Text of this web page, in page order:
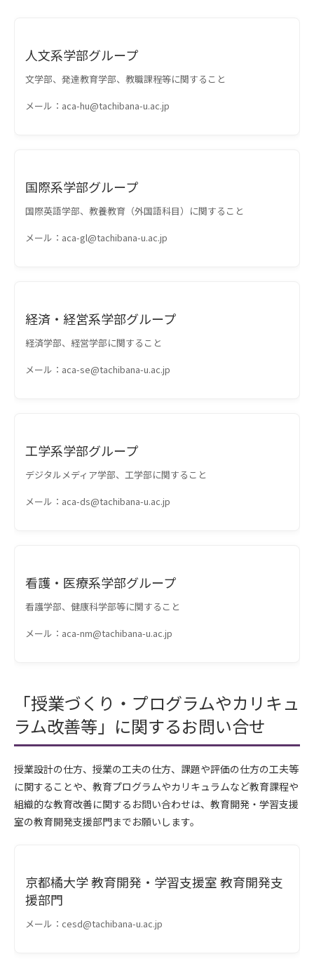
人文系学部グループ
文学部、発達教育学部、教職課程等に関すること
メール：aca-hu@tachibana-u.ac.jp
国際系学部グループ
国際英語学部、教養教育（外国語科目）に関すること
メール：aca-gl@tachibana-u.ac.jp
経済・経営系学部グループ
経済学部、経営学部に関すること
メール：aca-se@tachibana-u.ac.jp
工学系学部グループ
デジタルメディア学部、工学部に関すること
メール：aca-ds@tachibana-u.ac.jp
看護・医療系学部グループ
看護学部、健康科学部等に関すること
メール：aca-nm@tachibana-u.ac.jp
「授業づくり・プログラムやカリキュ
ラム改善等」に関するお問い合せ
授業設計の仕方、授業の工夫の仕方、課題や評価の仕方の工夫等
に関することや、教育プログラムやカリキュラムなど教育課程や
組織的な教育改善に関するお問い合わせは、教育開発・学習支援
室の教育開発支援部門までお願いします。
京都橘大学 教育開発・学習支援室 教育開発支
援部門
メール：cesd@tachibana-u.ac.jp